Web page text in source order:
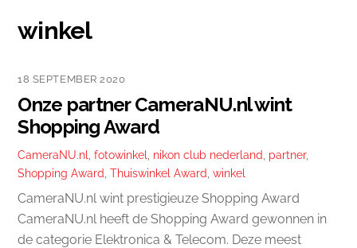
winkel
18 SEPTEMBER 2020
Onze partner CameraNU.nl wint
Shopping Award
CameraNU.nl,fotowinkel, nikon club nederland, partner,
Shopping Award,Thuiswinkel Award,winkel
CameraNU.nl wint prestigieuze Shopping Award
CameraNU.nl heeft de Shopping Award gewonnen in
de categorie Elektronica & Telecom. Deze meest